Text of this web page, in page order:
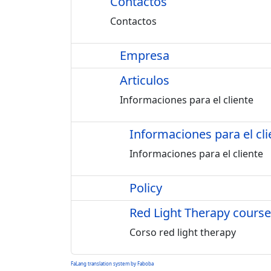
Contactos
Empresa
Articulos
Informaciones para el cliente
Informaciones para el
Informaciones para el cliente
Policy
Red Light Therapy course
Corso red light therapy
FaLang translation system by Faboba